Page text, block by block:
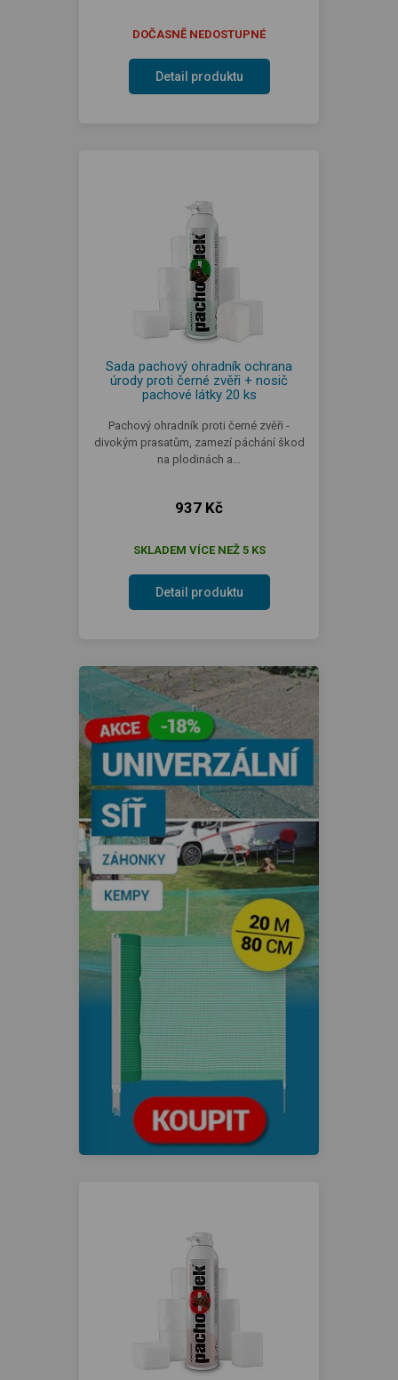
DOČASNĚ NEDOSTUPNÉ
Detail produktu
Sada pachový ohradník ochrana
úrody proti černé zvěři + nosič
pachové látky 20 ks
Pachový ohradník proti černé zvěři -
divokým prasatům, zamezí páchání škod
na plodinách a…
937 Kč
SKLADEM VÍCE NEŽ 5 KS
Detail produktu